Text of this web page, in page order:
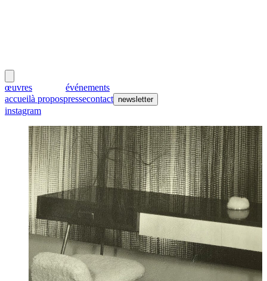
œuvres
événements
accueilà propospressecontact newsletter
instagram